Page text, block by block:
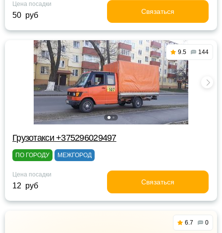
Цена посадки
50 руб Связаться
9.5 144
Грузотакси +375296029497
ПО ГОРОДУ МЕЖГОРОД
Цена посадки
12 руб Связаться
6.7 0